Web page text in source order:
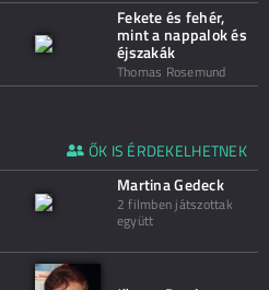
Fekete és fehér,
mint a nappalok és
éjszakák
Thomas Rosemund
ŐK IS ÉRDEKELHETNEK
Martina Gedeck
2 filmben játszottak
együtt